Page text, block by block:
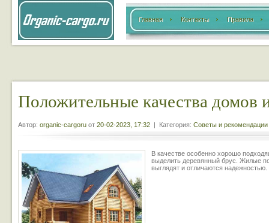
Главная Контакты Правила
Положительные качества домов
Автор: organic-cargoru от 20-02-2023, 17:32 | Категория: Советы и рекомендации
В качестве особенно хорошо
выделить деревянный брус. Жилые
выглядят и отличаются надежностью.